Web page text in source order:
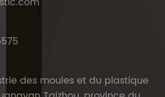
des moules et du plastique